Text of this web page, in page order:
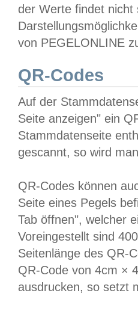
der Werte findet
von PEGELONLINE
QR-Codes
Auf der
Seite anzeigen" ein
Stammdatenseite
gescannt, so wird
QR-Codes können
Seite eines Pegels
Tab öffnen", welcher
Voreingestellt sind
Seitenlänge des QR-
QR-Code von 4cm ×
ausdrucken, so setzt